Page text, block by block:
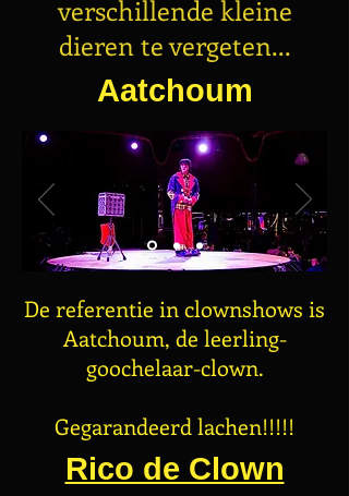
verschillende kleine
dieren te vergeten...
Aatchoum
De referentie in clownshows is
Aatchoum, de leerling-
goochelaar-clown.
Gegarandeerd lachen!!!!!
Rico de Clown